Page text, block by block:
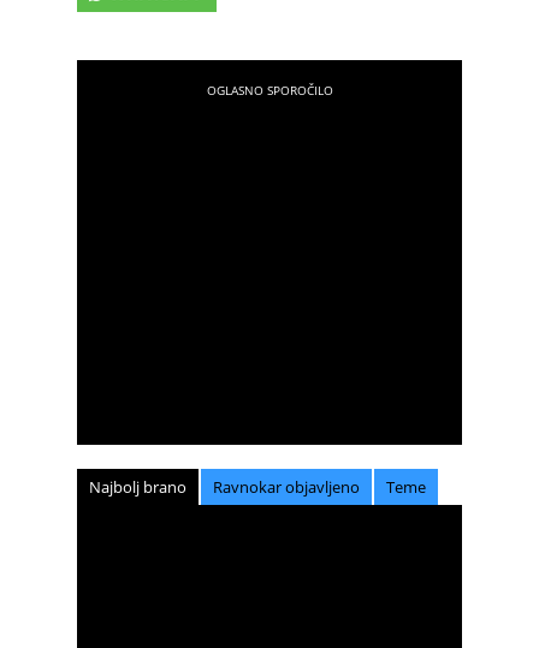
Najbolj brano Ravnokar objavljeno Teme